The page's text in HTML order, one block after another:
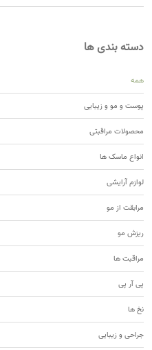
دسته بندی ها
همه
پوست و مو و زیبایی
محصولات مراقبتی
انواع ماسک ها
لوازم آرایشی
مرابقت از مو
ریزش مو
مراقبت ها
پی آر پی
نخ ها
جراحی و زیبایی